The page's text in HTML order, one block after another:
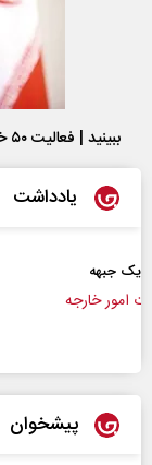
ببینید | فعالیت ۵۰ خبرنگار صداوسیما به صورت خوداتکا در ایام جنگ
یادداشت
پیشخوان